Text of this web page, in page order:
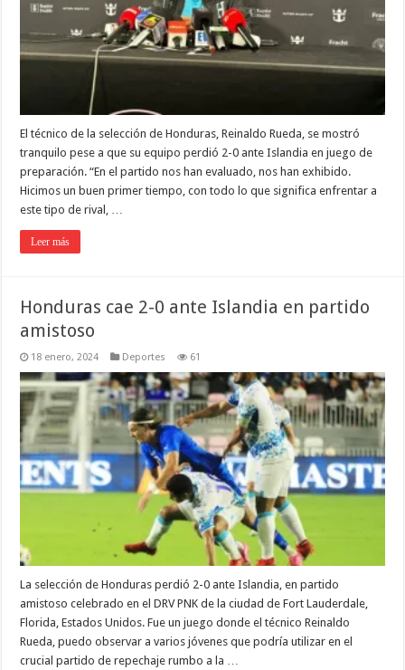
El técnico de la selección de Honduras, Reinaldo Rueda, se mostró
tranquilo pese a que su equipo perdió 2-0 ante Islandia en juego de
preparación. “En el partido nos han evaluado, nos han exhibido.
Hicimos un buen primer tiempo, con todo lo que significa enfrentar a
este tipo de rival, …
Leer más
Honduras cae 2-0 ante Islandia en partido
amistoso
18 enero, 2024 Deportes 61
La selección de Honduras perdió 2-0 ante Islandia, en partido
amistoso celebrado en el DRV PNK de la ciudad de Fort Lauderdale,
Florida, Estados Unidos. Fue un juego donde el técnico Reinaldo
Rueda, puedo observar a varios jóvenes que podría utilizar en el
crucial partido de repechaje rumbo a la …